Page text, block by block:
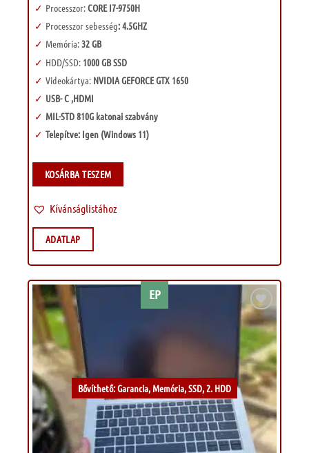
Processzor:CORE I7-9750H
Processzor sebesség: 4.5GHZ
Memória:32 GB
HDD/SSD:1000 GB SSD
Videokártya: NVIDIA GEFORCE GTX 1650
USB- C ,HDMI
MIL-STD 810G katonai szabvány
Telepítve: Igen (Windows 11)
KOSÁRBA TESZEM
Kívánságlistához
ADATLAP
EP
Bővíthető: Garancia, Memória, SSD, 2. HDD
Kívánságlistához